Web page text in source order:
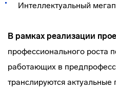
Интеллектуальный
В рамках реализации
профессионального роста
работающих в
транслируются актуальные